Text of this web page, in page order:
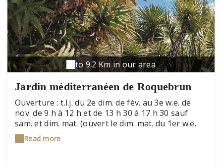
to 9.2 Km in our area
Jardin méditerranéen de Roquebrun
Ouverture : t.l.j. du 2e dim. de fév. au 3e w.e. de
nov. de 9 h à 12 h et de 13 h 30 à 17 h 30 sauf
sam. et dim. mat. (ouvert le dim. mat. du 1er w.e.
de mai au dernier w.e. de sept.) ; juil. et août de 9 h
à 19 h. Tarifs : adulte 5 € ; enfant (de 6 à 16 ans) 3
Read more